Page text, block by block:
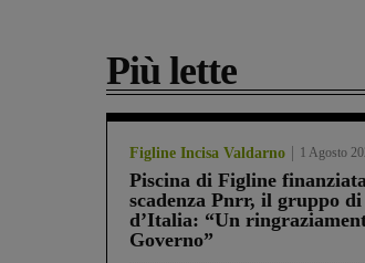
Più lette
Figline Incisa Valdarno 1 Agosto
Piscina di Figline
scadenza Pnrr, il gruppo
d’Italia: “Un
Governo”